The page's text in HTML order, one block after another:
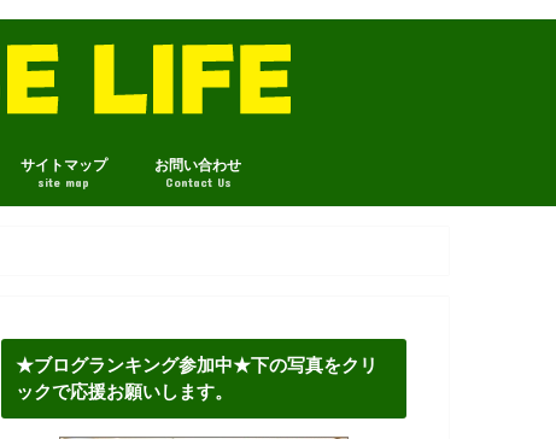
サイトマップ
site map
お問い合わせ
Contact Us
★ブログランキング参加中★下の写真をクリ
ックで応援お願いします。